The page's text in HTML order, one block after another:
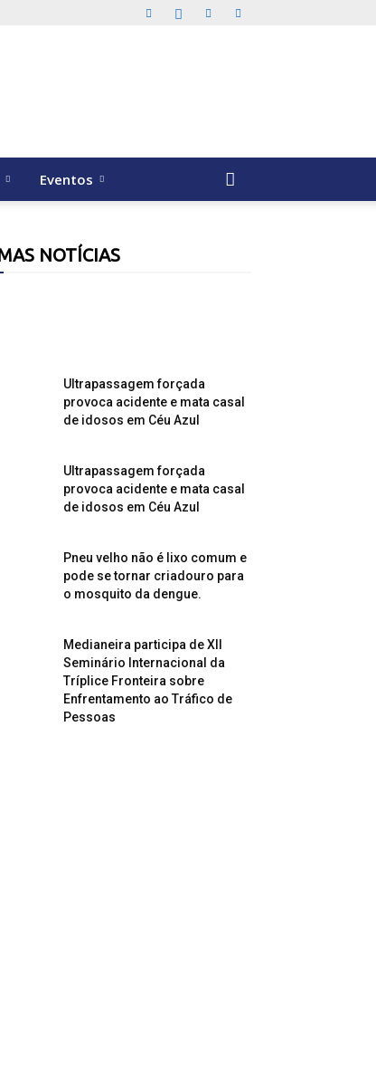
Eventos
NOTÍCIAS
Ultrapassagem forçada
provoca acidente e mata casal
de idosos em Céu Azul
Ultrapassagem forçada
provoca acidente e mata casal
de idosos em Céu Azul
Pneu velho não é lixo comum e
pode se tornar criadouro para
o mosquito da dengue.
Medianeira participa de XII
Seminário Internacional da
Tríplice Fronteira sobre
Enfrentamento ao Tráfico de
Pessoas